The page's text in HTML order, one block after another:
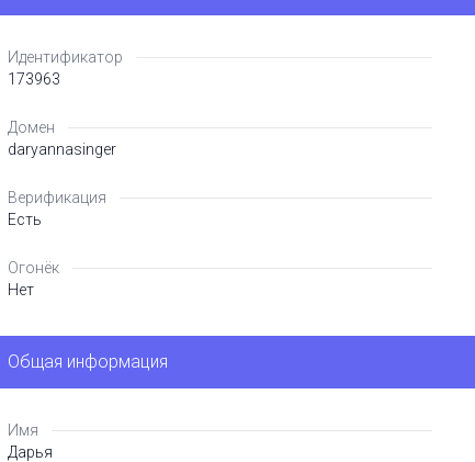
Идентификатор
173963
Домен
daryannasinger
Верификация
Есть
Огонёк
Нет
Общая информация
Имя
Дарья